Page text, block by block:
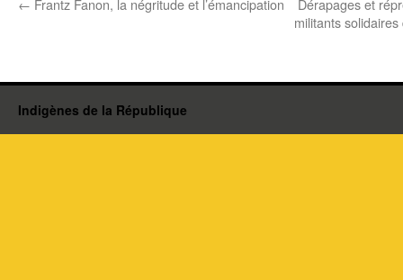
← Frantz Fanon, la négritude et l’émancipation
Dérapages et
militants
Indigènes de la République